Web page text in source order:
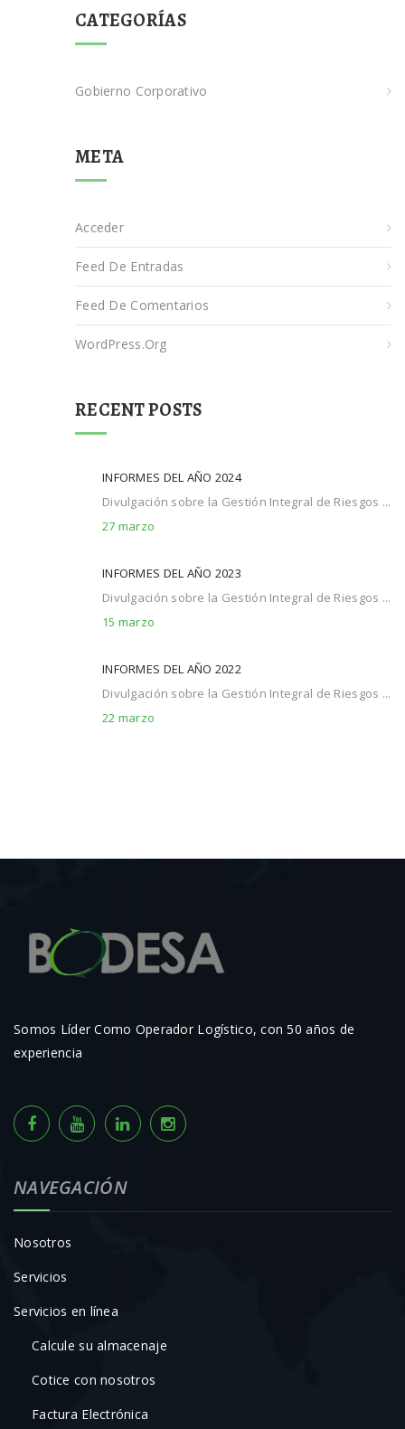
CATEGORÍAS
Gobierno Corporativo
META
Acceder
Feed De Entradas
Feed De Comentarios
WordPress.org
RECENT POSTS
INFORMES DEL AÑO 2024
Divulgación sobre la Gestión Integral de Riesgos ...
27 marzo
INFORMES DEL AÑO 2023
Divulgación sobre la Gestión Integral de Riesgos ...
15 marzo
INFORMES DEL AÑO 2022
Divulgación sobre la Gestión Integral de Riesgos ...
22 marzo
Somos Líder Como Operador Logístico, con 50 años de
experiencia
NAVEGACIÓN
Nosotros
Servicios
Servicios en línea
Calcule su almacenaje
Cotice con nosotros
Factura Electrónica